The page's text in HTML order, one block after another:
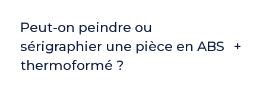
Peut-on peindre ou
sérigraphier une pièce en ABS
thermoformé ?
+